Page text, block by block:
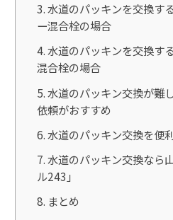
水道のパッキンを交換す
ー混合栓の場合
水道のパッキンを交換す
混合栓の場合
水道のパッキン交換が難
依頼がおすすめ
水道のパッキン交換を便
水道のパッキン交換なら
ル243」
まとめ